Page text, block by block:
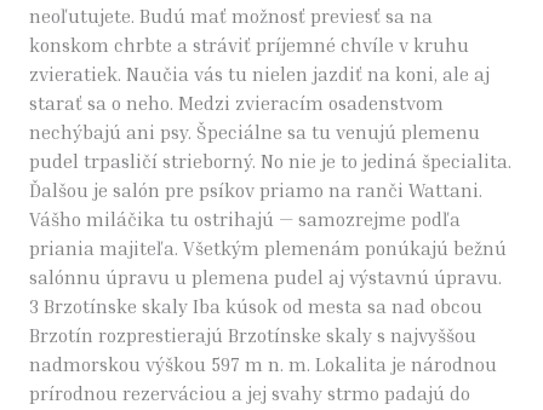
neoľutujete. Budú mať možnosť previesť sa na
konskom chrbte a stráviť príjemné chvíle v kruhu
zvieratiek. Naučia vás tu nielen jazdiť na koni, ale aj
starať sa o neho. Medzi zvieracím osadenstvom
nechýbajú ani psy. Špeciálne sa tu venujú plemenu
pudel trpasličí strieborný. No nie je to jediná špecialita.
Ďalšou je salón pre psíkov priamo na ranči Wattani.
Vášho miláčika tu ostrihajú — samozrejme podľa
priania majiteľa. Všetkým plemenám ponúkajú bežnú
salónnu úpravu u plemena pudel aj výstavnú úpravu.
3 Brzotínske skaly Iba kúsok od mesta sa nad obcou
Brzotín rozprestierajú Brzotínske skaly s najvyššou
nadmorskou výškou 597 m n. m. Lokalita je národnou
prírodnou rezerváciou a jej svahy strmo padajú do